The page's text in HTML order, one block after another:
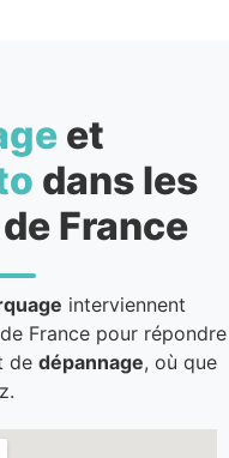
et
dans les
France
interviennent
France pour répondre
de dépannage, où que